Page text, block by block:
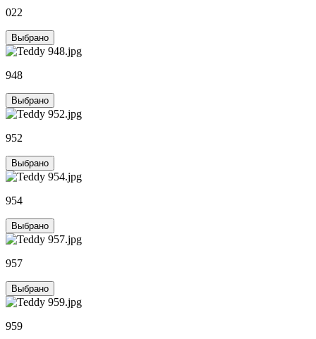
022
Выбрано
948
Выбрано
952
Выбрано
954
Выбрано
957
Выбрано
959